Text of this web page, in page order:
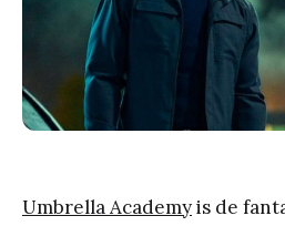
Umbrella Academyis de